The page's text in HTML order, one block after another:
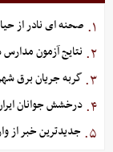
۱. صحنه ای نادر از
۲. نتایج آزمون
۳. گربه جریان برق
۴. درخشش جوانان
۵. جدیدترین خبر از